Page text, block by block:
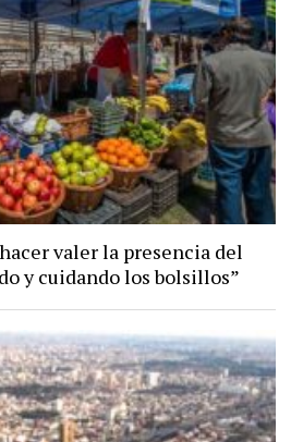
valer la presencia del
y cuidando los bolsillos”